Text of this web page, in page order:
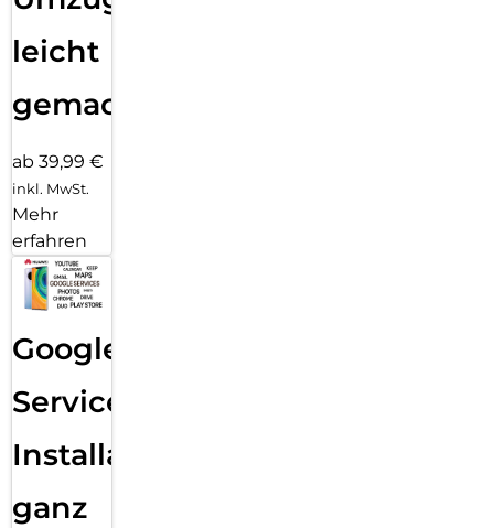
leicht
gemacht!
ab 39,99 €
inkl. MwSt.
Mehr
erfahren
Google
Services
Installation
ganz